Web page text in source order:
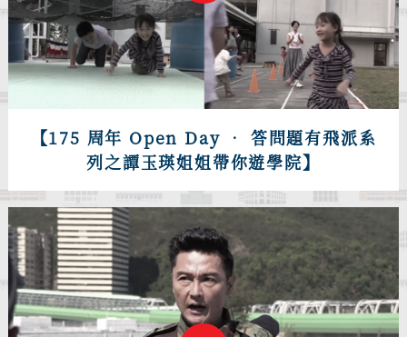
【175 周年 Open Day • 答問題有飛派系
列之譚玉瑛姐姐帶你遊學院】